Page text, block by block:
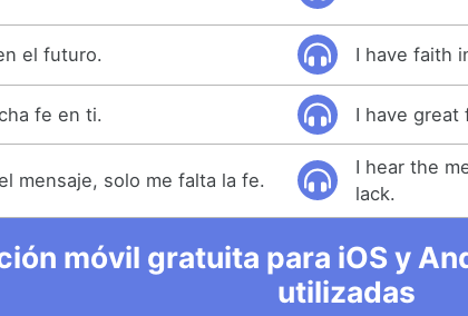
el futuro. I have faith
fe en ti. I have great
mensaje, solo me falta la fe.
I hear the
lack.
móvil gratuita para iOS y
utilizadas